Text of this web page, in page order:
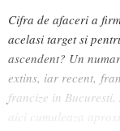
Cifra de afaceri a
acelasi target si
ascendent? Un
extins, iar recent,
francize in
aici cumuleaza